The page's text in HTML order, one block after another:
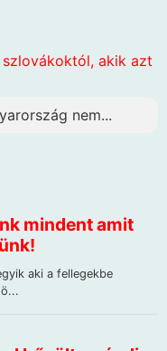
akik azt
nem...